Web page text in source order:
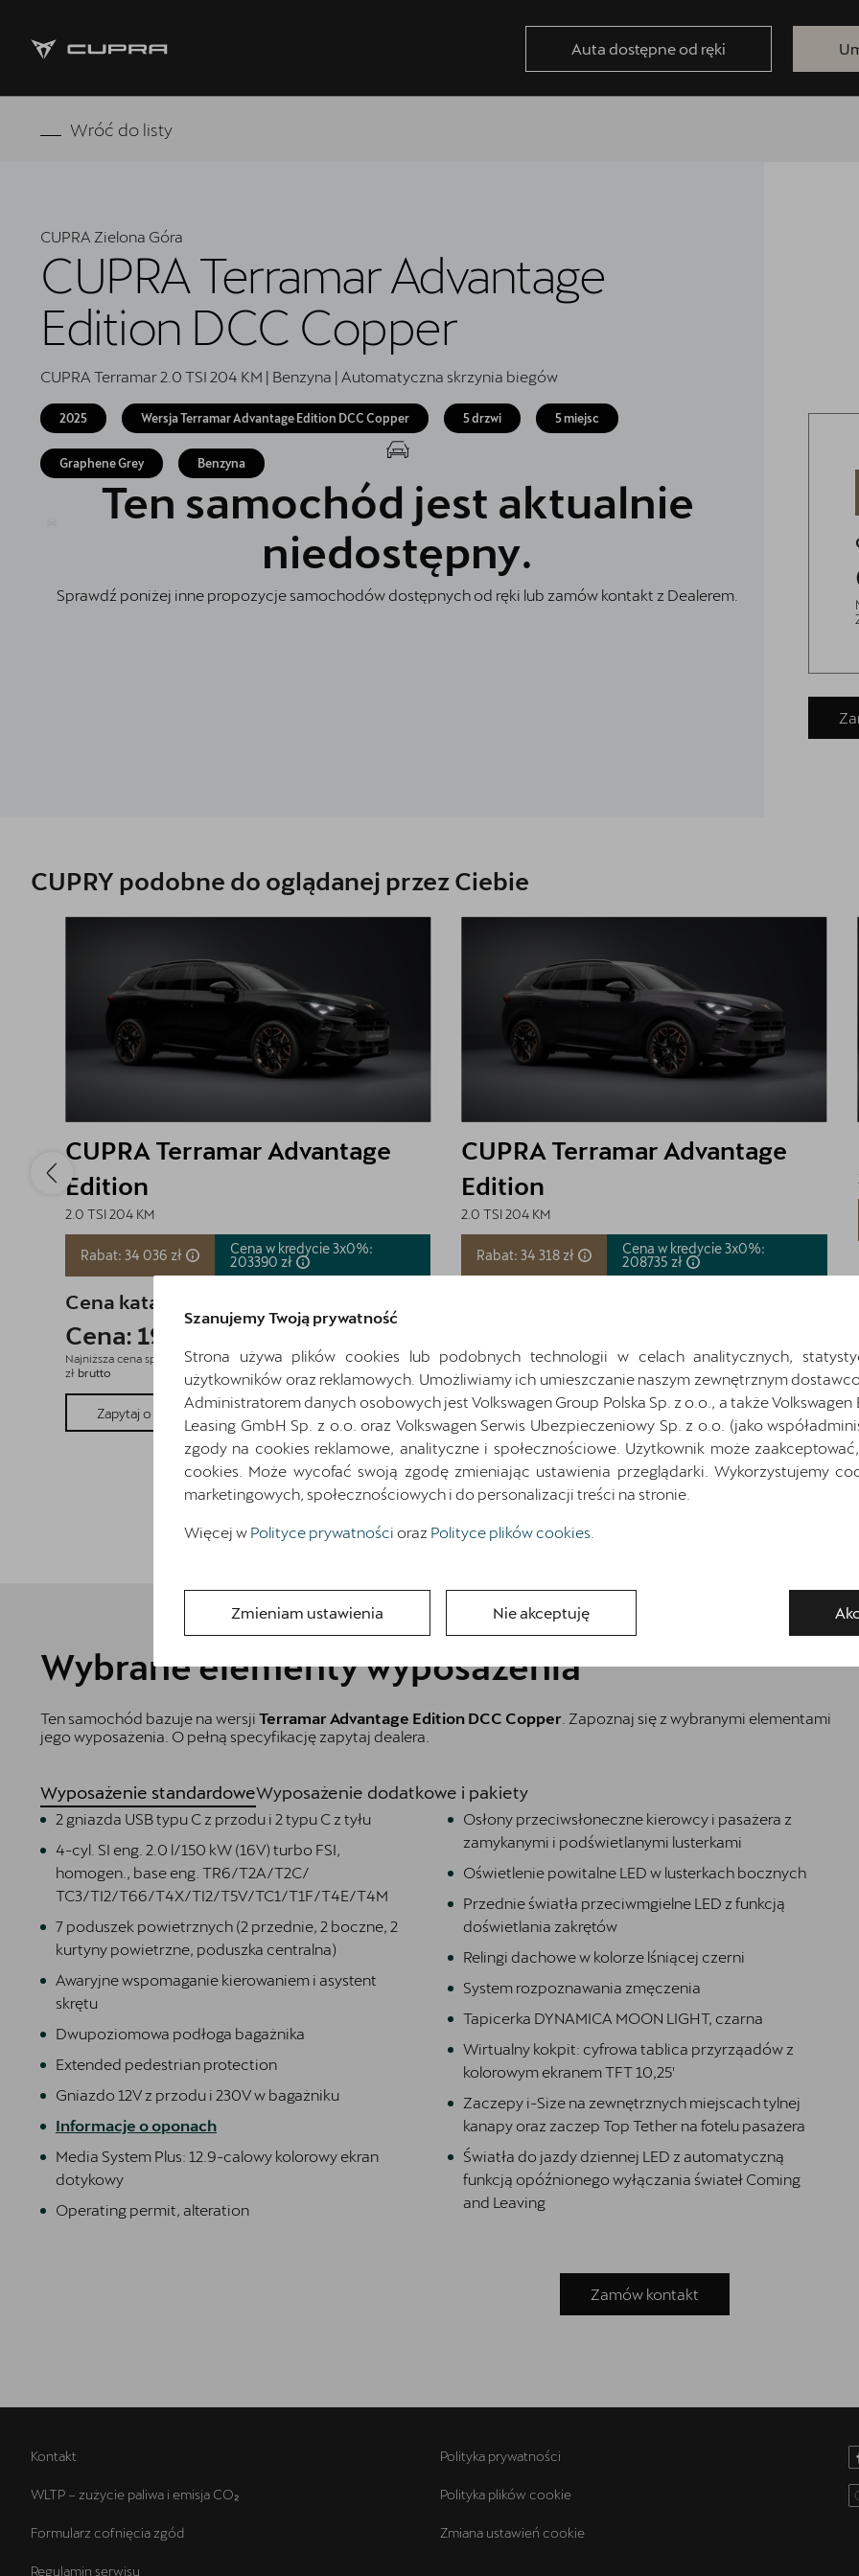
Auta dostępne od ręki
Strona główna
5 lat gwarancji
Finansowanie
Serwis
Oryginalne części zamienne
Akcesoria CUPRA
Jazda próbna CUPRĄ
Kontakt
Najem długoterminowy
Wróć do listy
CUPRA Zielona Góra
CUPRA Terramar Advantage
Edition DCC Copper
CUPRA Terramar 2.0 TSI 204 KM | Benzyna | Automatyczna skrzynia biegów
2025 Wersja Terramar Advantage Edition DCC Copper 5 drzwi 5 miejsc
Graphene Grey Benzyna
Ten samochód jest aktualnie
niedostępny.
Sprawdź poniżej inne propozycje samochodów dostępnych od ręki lub zamów kontakt z Dealerem.
CUPRY podobne do oglądanej przez Ciebie
CUPRA Terramar Advantage
Edition
2.0 TSI 204 KM
Rabat: 34 036 zł
Cena w kredycie 3x0%:
203390 zł
Cena katalogowa:
Cena: 193 391 zł brutto
Najniższa cena sprzed 30 dni przed wprowadzeniem obniżki: 227 427
zł brutto
Zapytaj o szczegóły Pokaż szczegóły
CUPRA Terramar Advantage
Edition
2.0 TSI 204 KM
Rabat: 34 318 zł
Cena w kredycie 3x0%:
208735 zł
Najniższa cena sprzed 30 dni przed wprowadzeniem obniżki: 233 053
zł
brutto
Zapytaj o szczegóły Pokaż szczegóły
Wybrane elementy wyposażenia
Ten samochód bazuje na wersji Terramar Advantage Edition DCC Copper . Zapoznaj się z wybranymi elementami
jego wyposażenia. O pełną specyfikację zapytaj dealera.
Wyposażenie standardoweWyposażenie dodatkowe i pakiety
2 gniazda USB typu C z przodu i 2 typu C z tyłu
4-cyl. SI eng. 2.0 l/150 kW (16V) turbo FSI,
homogen., base eng. TR6/T2A/T2C/
TC3/TI2/T66/T4X/TI2/T5V/TC1/T1F/T4E/T4M
7 poduszek powietrznych (2 przednie, 2 boczne, 2
kurtyny powietrzne, poduszka centralna)
Awaryjne wspomaganie kierowaniem i asystent
skrętu
Dwupoziomowa podłoga bagażnika
Extended pedestrian protection
Gniazdo 12V z przodu i 230V w bagażniku
Informacje o oponach
Media System Plus: 12.9-calowy kolorowy ekran
dotykowy
Operating permit, alteration
Osłony przeciwsłoneczne kierowcy i pasażera z
zamykanymi i podświetlanymi lusterkami
Oświetlenie powitalne LED w lusterkach bocznych
Przednie światła przeciwmgielne LED z funkcją
doświetlania zakrętów
Relingi dachowe w kolorze lśniącej czerni
System rozpoznawania zmęczenia
Tapicerka DYNAMICA MOON LIGHT, czarna
Wirtualny kokpit: cyfrowa tablica przyrząadów z
kolorowym ekranem TFT 10,25'
Zaczepy i-Size na zewnętrznych miejscach tylnej
kanapy oraz zaczep Top Tether na fotelu pasażera
Światła do jazdy dziennej LED z automatyczną
funkcją opóźnionego wyłączania świateł Coming
and Leaving
Zamów kontakt
Kontakt
WLTP – zużycie paliwa i emisja CO₂
Formularz cofnięcia zgód
Regulamin serwisu
Polityka prywatności
Polityka plików cookie
Zmiana ustawień cookie
Szanujemy Twoją prywatność
Strona używa plików cookies lub podobnych technologii w celach analitycznych,
użytkowników oraz reklamowych. Umożliwiamy ich umieszczanie naszym zewnętrznym
Administratorem danych osobowych jest Volkswagen Group Polska Sp. z o.o., a także Volkswagen
Leasing GmbH Sp. z o.o. oraz Volkswagen Serwis Ubezpieczeniowy Sp. z o.o. (jako
zgody na cookies reklamowe, analityczne i społecznościowe. Użytkownik może
cookies. Może wycofać swoją zgodę zmieniając ustawienia przeglądarki. Wykorzystujemy
marketingowych, społecznościowych i do personalizacji treści na stronie.
Więcej w Polityce prywatności oraz Polityce plików cookies
Zmieniam ustawienia Nie akceptuję